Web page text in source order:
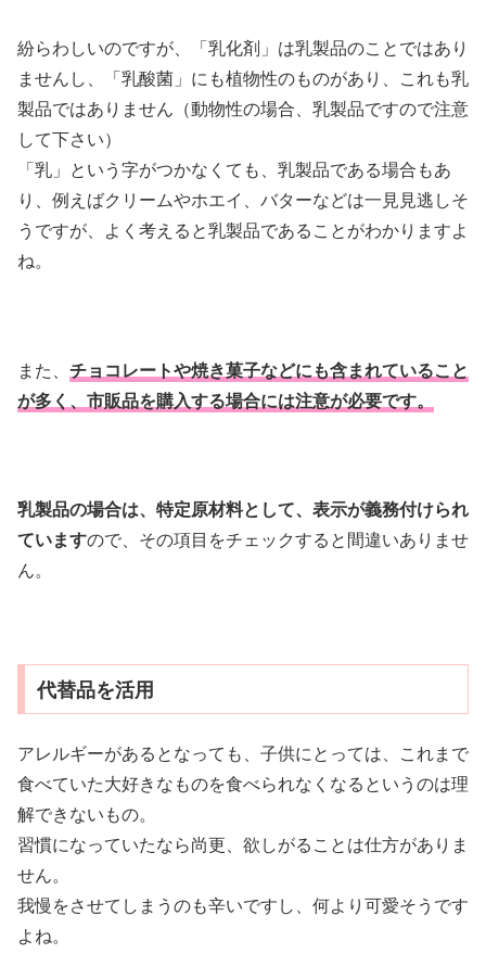
紛らわしいのですが、「乳化剤」は乳製品のことではあり
ませんし、「乳酸菌」にも植物性のものがあり、これも乳
製品ではありません（動物性の場合、乳製品ですので注意
して下さい）
「乳」という字がつかなくても、乳製品である場合もあ
り、例えばクリームやホエイ、バターなどは一見見逃しそ
うですが、よく考えると乳製品であることがわかりますよ
ね。
また、 チョコレートや焼き菓子などにも含まれていること
が多く、市販品を購入する場合には注意が必要です。
乳製品の場合は、特定原材料として、表示が義務付けられ
ていますので、その項目をチェックすると間違いありませ
ん。
代替品を活用
アレルギーがあるとなっても、子供にとっては、これまで
食べていた大好きなものを食べられなくなるというのは理
解できないもの。
習慣になっていたなら尚更、欲しがることは仕方がありま
せん。
我慢をさせてしまうのも辛いですし、何より可愛そうです
よね。